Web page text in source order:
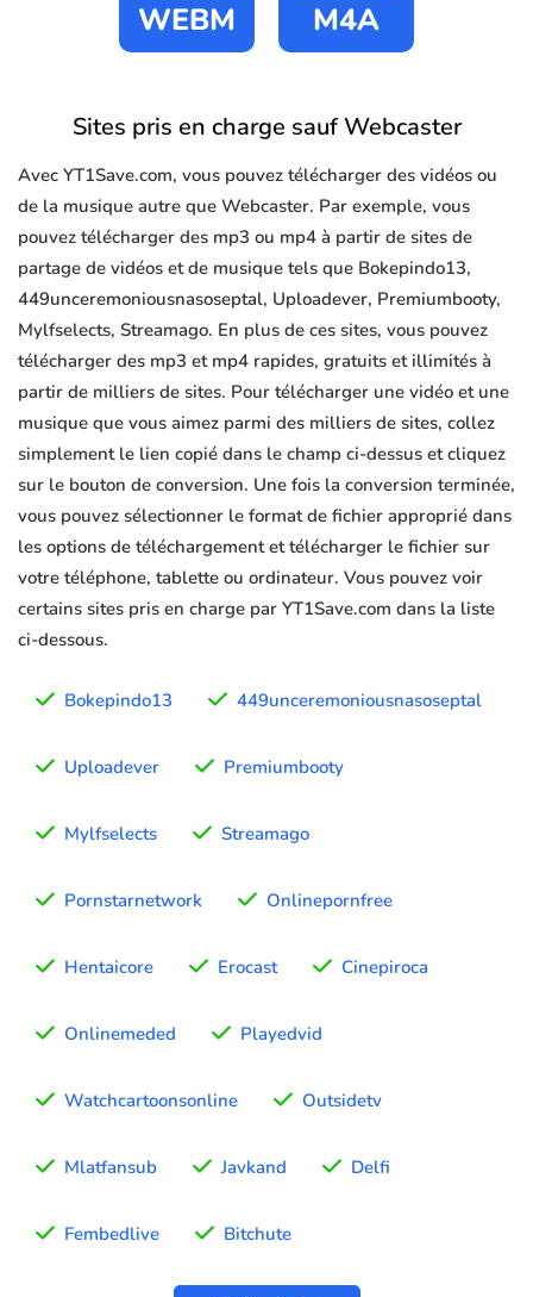
WEBM M4A
Sites pris en charge sauf Webcaster
Avec YT1Save.com, vous pouvez télécharger des vidéos ou
de la musique autre que Webcaster. Par exemple, vous
pouvez télécharger des mp3 ou mp4 à partir de sites de
partage de vidéos et de musique tels que Bokepindo13,
449unceremoniousnasoseptal, Uploadever, Premiumbooty,
Mylfselects, Streamago. En plus de ces sites, vous pouvez
télécharger des mp3 et mp4 rapides, gratuits et illimités à
partir de milliers de sites. Pour télécharger une vidéo et une
musique que vous aimez parmi des milliers de sites, collez
simplement le lien copié dans le champ ci-dessus et cliquez
sur le bouton de conversion. Une fois la conversion terminée,
vous pouvez sélectionner le format de fichier approprié dans
les options de téléchargement et télécharger le fichier sur
votre téléphone, tablette ou ordinateur. Vous pouvez voir
certains sites pris en charge par YT1Save.com dans la liste
ci-dessous.
Bokepindo13 449unceremoniousnasoseptal
Uploadever Premiumbooty
Mylfselects Streamago
Pornstarnetwork Onlinepornfree
Hentaicore Erocast Cinepiroca
Onlinemeded Playedvid
Watchcartoonsonline Outsidetv
Mlatfansub Javkand Delfi
Fembedlive Bitchute